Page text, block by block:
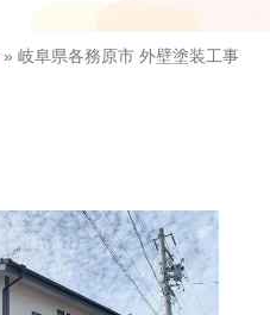
»岐阜県各務原市 外壁塗装工事